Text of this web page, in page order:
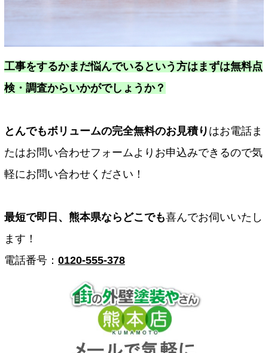
工事をするかまだ悩んでいるという方はまずは無料点
検・調査からいかがでしょうか？
とんでもボリュームの完全無料のお見積り はお電話ま
たはお問い合わせフォームよりお申込みできるので気
軽にお問い合わせください！
最短で即日、熊本県ならどこでも喜んでお伺いいたし
ます！
電話番号： 0120-555-378